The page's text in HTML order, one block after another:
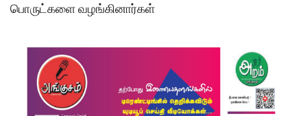
பொருட்களை வழங்கினார்கள்